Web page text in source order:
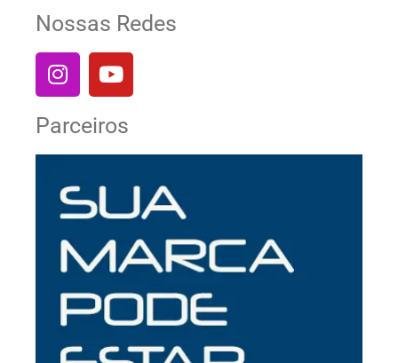
Nossas Redes
Parceiros